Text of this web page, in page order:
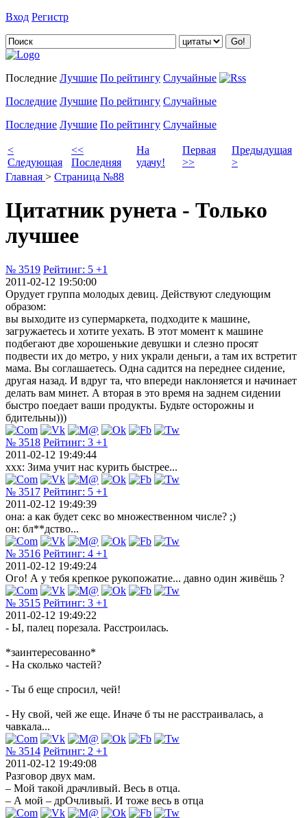
Вход Регистр
Последние Лучшие По рейтингу Случайные
Последние Лучшие По рейтингу Случайные
Последние Лучшие По рейтингу Случайные
<
Следующая
<<
Последняя
На
удачу!
Первая
>>
Предыдущая
>
Главная > Страница №88
Цитатник рунета - Только
лучшее
№ 3519 Рейтинг: 5 +1
2011-02-12 19:50:00
Орудует группа молодых девиц. Действуют следующим
образом:
вы выходите из супермаркета, подходите к машине,
загружаетесь и хотите уехать. В этот момент к машине
подбегают две хорошенькие девушки и слезно просят
подвести их до метро, у них украли деньги, а там их встретит
мама. Вы соглашаетесь. Одна садится на переднее сидение,
другая назад. И вдруг та, что впереди наклоняется и начинает
делать вам минет. А вторая в это время на заднем сидении
быстро поедает ваши продукты. Будьте осторожны и
бдительны)))
№ 3518 Рейтинг: 3 +1
2011-02-12 19:49:44
ххх: Зима учит нас курить быстрее...
№ 3517 Рейтинг: 5 +1
2011-02-12 19:49:39
она: а как будет секс во множественном числе? ;)
он: бл**дство...
№ 3516 Рейтинг: 4 +1
2011-02-12 19:49:24
Ого! А у тебя крепкое рукопожатие... давно один живёшь ?
№ 3515 Рейтинг: 3 +1
2011-02-12 19:49:22
- Ы, палец порезала. Расстроилась.
*заинтересованно*
- На сколько частей?
- Ты б еще спросил, чей!
- Ну свой, чей же еще. Иначе б ты не расстраивалась, а
чавкала...
№ 3514 Рейтинг: 2 +1
2011-02-12 19:49:08
Разговор двух мам.
– Мой такой драчливый. Весь в отца.
– А мой – дрОчливый. И тоже весь в отца